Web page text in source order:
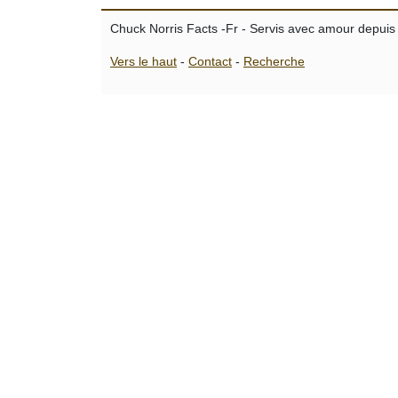
Chuck Norris Facts -Fr - Servis avec amour
Vers le haut - Contact - Recherche